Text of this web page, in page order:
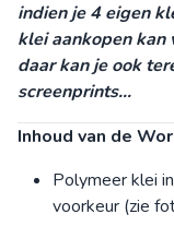
indien je 4 eigen
klei aankopen kan
daar kan je ook
screenprints...
Inhoud van de
Polymeer klei
voorkeur (zie